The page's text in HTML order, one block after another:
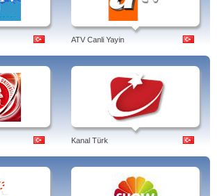
ATV Canli Yayin
Kanal Türk